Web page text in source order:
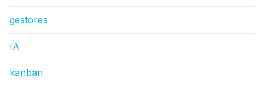
gestores
IA
kanban